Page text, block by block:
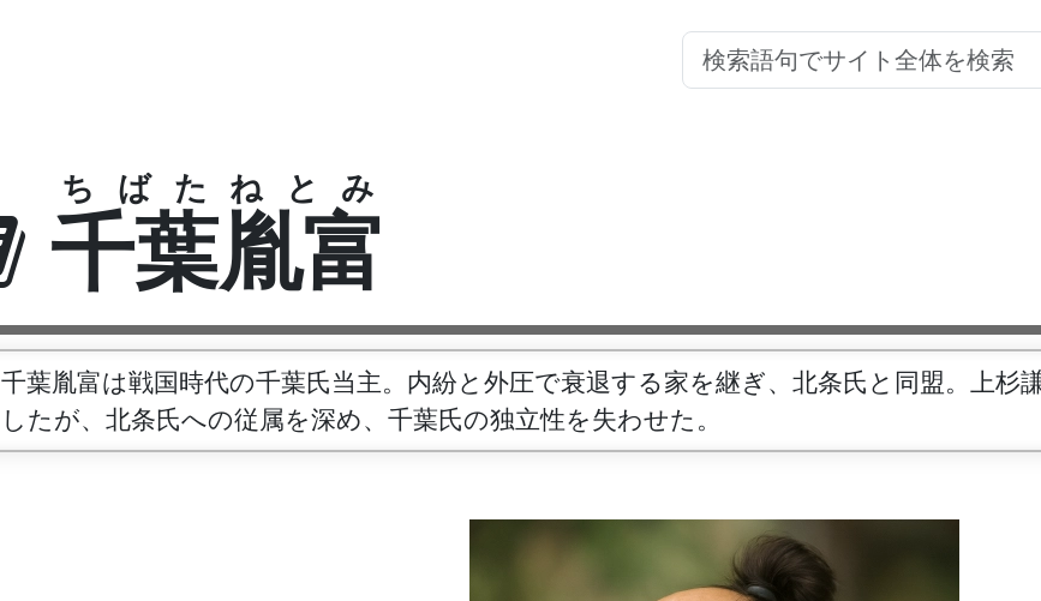
千葉胤富
ちばたねとみ
千葉胤富は戦国時代の千葉氏当主。内紛と外圧で衰退する家を継ぎ、北条氏と同盟。上杉
したが、北条氏への従属を深め、千葉氏の独立性を失わせた。